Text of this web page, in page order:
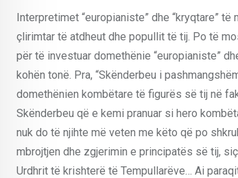
Interpretimet “europianiste” dhe “kryqtare”
çlirimtar të atdheut dhe popullit të tij. Po të
për të investuar domethënie “europianiste”
kohën tonë. Pra, “Skënderbeu i
domethënien kombëtare të figurës së tij në
Skënderbeu që e kemi pranuar si hero
nuk do të njihte më veten me këto që po
mbrojtjen dhe zgjerimin e principatës së tij,
Urdhrit të krishterë të Tempullarëve… Ai